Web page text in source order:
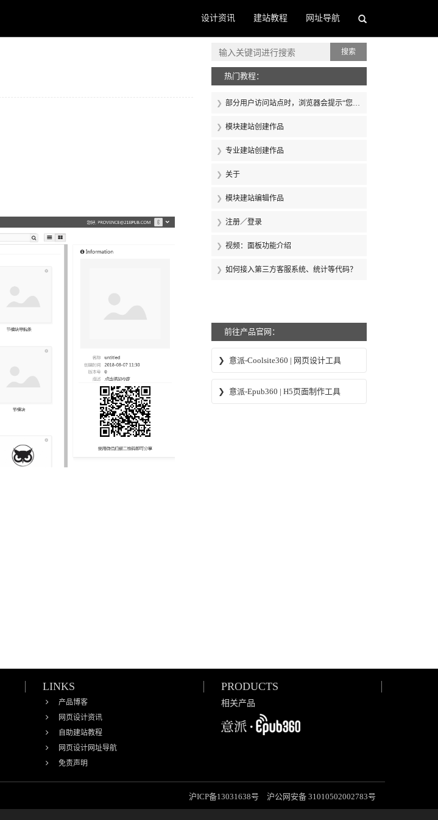
设计资讯 建站教程 网址导航
搜索
热门教程：
部分用户访问站点时，浏览器会提示“您的
模块建站创建作品
专业建站创建作品
关于
模块建站编辑作品
注册／登录
视频：面板功能介绍
如何接入第三方客服系统、统计等代码？
前往产品官网：
意派-Coolsite360 | 网页设计工具
微信小程序 设计制作工具
意派-Epub360 | H5页面制作工具
LINKS
产品博客
网页设计资讯
自助建站教程
网页设计网址导航
免责声明
PRODUCTS
相关产品
作软件
沪ICP备13031638号 沪公网安备 31010502002783号